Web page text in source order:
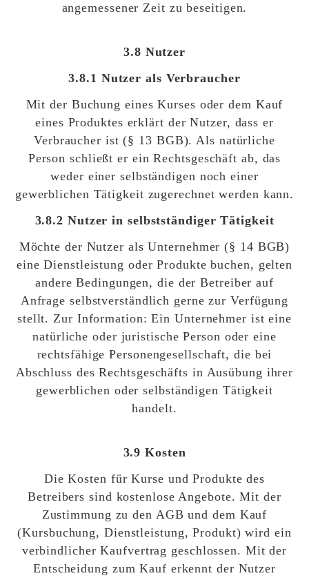
angemessener Zeit zu beseitigen.
3.8 Nutzer
3.8.1 Nutzer als Verbraucher
Mit der Buchung eines Kurses oder dem Kauf
eines Produktes erklärt der Nutzer, dass er
Verbraucher ist (§ 13 BGB). Als natürliche
Person schließt er ein Rechtsgeschäft ab, das
weder einer selbständigen noch einer
gewerblichen Tätigkeit zugerechnet werden kann.
3.8.2 Nutzer in selbstständiger Tätigkeit
Möchte der Nutzer als Unternehmer (§ 14 BGB)
eine Dienstleistung oder Produkte buchen, gelten
andere Bedingungen, die der Betreiber auf
Anfrage selbstverständlich gerne zur Verfügung
stellt. Zur Information: Ein Unternehmer ist eine
natürliche oder juristische Person oder eine
rechtsfähige Personengesellschaft, die bei
Abschluss des Rechtsgeschäfts in Ausübung ihrer
gewerblichen oder selbständigen Tätigkeit
handelt.
3.9 Kosten
Die Kosten für Kurse und Produkte des
Betreibers sind kostenlose Angebote. Mit der
Zustimmung zu den AGB und dem Kauf
(Kursbuchung, Dienstleistung, Produkt) wird ein
verbindlicher Kaufvertrag geschlossen. Mit der
Entscheidung zum Kauf erkennt der Nutzer